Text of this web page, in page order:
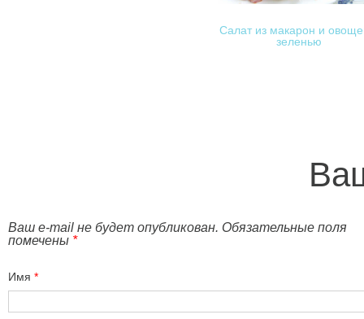
Салат из макарон и
зеленью
Ваш e-mail не будет опубликован. Обязательные поля
помечены *
Имя *